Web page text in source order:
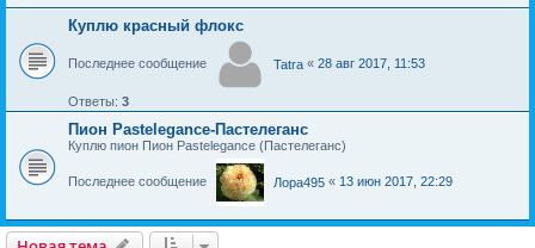
Куплю красный флокс
Последнее сообщение Tatra « 28 авг 2017, 11:53
Ответы: 3
Пион Pastelegance-Пастелеганс
Куплю пион Пион Pastelegance (Пастелеганс)
Последнее сообщение Лора495 « 13 июн 2017, 22:29
Новая тема